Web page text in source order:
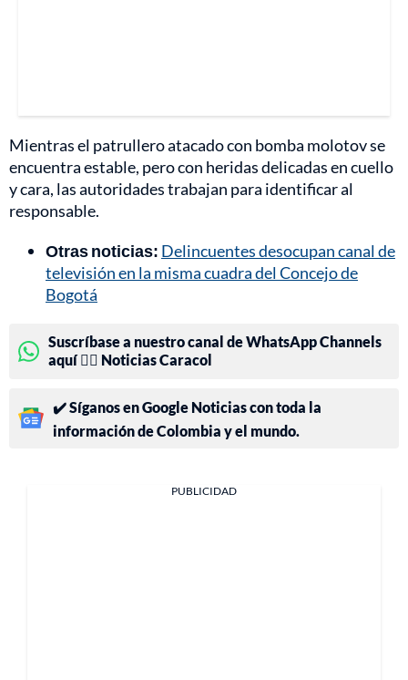
Mientras el patrullero atacado con bomba molotov se
encuentra estable, pero con heridas delicadas en cuello
y cara, las autoridades trabajan para identificar al
responsable.
Otras noticias: Delincuentes desocupan canal de
televisión en la misma cuadra del Concejo de
Bogotá
Suscríbase a nuestro canal de WhatsApp Channels
aquí 👉🏻 Noticias Caracol
✔️ Síganos en Google Noticias con toda la
información de Colombia y el mundo.
PUBLICIDAD